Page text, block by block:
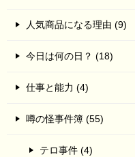
人気商品になる理由 (9)
今日は何の日？ (18)
仕事と能力 (4)
噂の怪事件簿 (55)
テロ事件 (4)